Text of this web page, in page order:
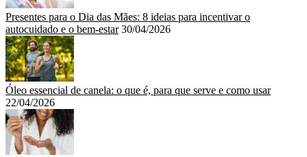
Presentes para o Dia das Mães: 8 ideias para incentivar o
autocuidado e o bem-estar 30/04/2026
Óleo essencial de canela: o que é, para que serve e como usar
22/04/2026